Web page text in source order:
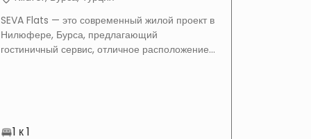
SEVA Flats — это современный жилой проект в
Нилюфере, Бурса, предлагающий
гостиничный сервис, отличное расположение
1 к 1